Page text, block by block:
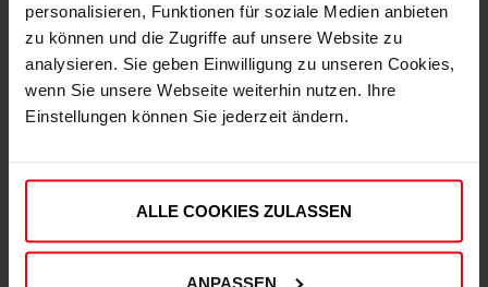
personalisieren, Funktionen für soziale Medien anbieten
zu können und die Zugriffe auf unsere Website zu
analysieren. Sie geben Einwilligung zu unseren Cookies,
wenn Sie unsere Webseite weiterhin nutzen. Ihre
Einstellungen können Sie jederzeit ändern.
ALLE COOKIES ZULASSEN
ANPASSEN
Exzellenter Kundenservice
Verfügung.